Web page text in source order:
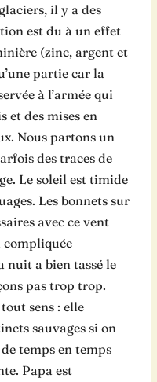
il y a des
est du à un effet
(zinc, argent et
partie car la
à l’armée qui
et des mises en
Nous partons un
des traces de
Le soleil est timide
Les bonnets sur
avec ce vent
compliquée
nuit a bien tassé le
pas trop trop.
sens : elle
sauvages si on
temps en temps
Papa est